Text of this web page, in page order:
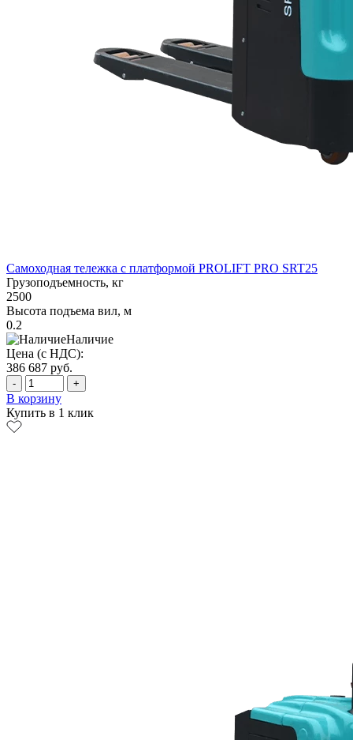
Самоходная тележка с платформой PROLIFT PRO SRT25
Грузоподъемность, кг
2500
Высота подъема вил, м
0.2
Наличие
Цена (с НДС):
386 687 руб.
- +
В корзину
Купить в 1 клик